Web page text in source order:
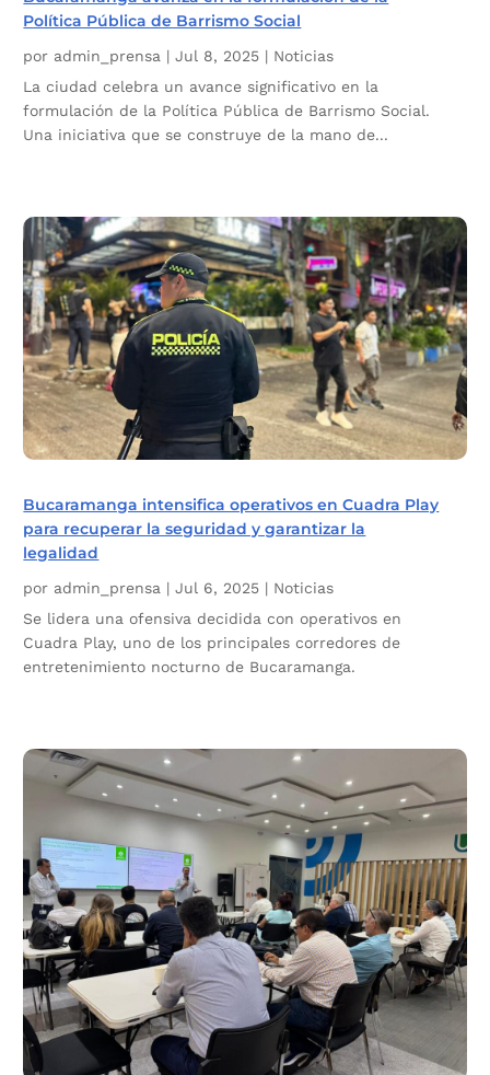
Política Pública de Barrismo Social
por admin_prensa |Jul 8, 2025 | Noticias
La ciudad celebra un avance significativo en la
formulación de la Política Pública de Barrismo Social.
Una iniciativa que se construye de la mano de...
Bucaramanga intensifica operativos en Cuadra Play
para recuperar la seguridad y garantizar la
legalidad
por admin_prensa |Jul 6, 2025 | Noticias
Se lidera una ofensiva decidida con operativos en
Cuadra Play, uno de los principales corredores de
entretenimiento nocturno de Bucaramanga.